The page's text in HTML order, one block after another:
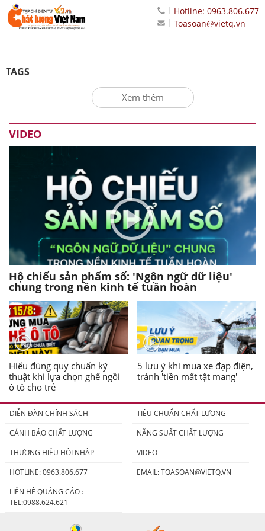
Hotline: 0963.806.677
Toasoan@vietq.vn
TAGS
Xem thêm
VIDEO
Hộ chiếu sản phẩm số: 'Ngôn ngữ dữ liệu'
chung trong nền kinh tế tuần hoàn
Hiểu đúng quy chuẩn kỹ
thuật khi lựa chọn ghế ngồi
ô tô cho trẻ
5 lưu ý khi mua xe đạp điện,
tránh 'tiền mất tật mang'
DIỄN ĐÀN CHÍNH SÁCH
TIÊU CHUẨN CHẤT LƯỢNG
CẢNH BÁO CHẤT LƯỢNG
NĂNG SUẤT CHẤT LƯỢNG
THƯƠNG HIỆU HỘI NHẬP
VIDEO
HOTLINE: 0963.806.677
EMAIL:TOASOAN@VIETQ.VN
LIÊN HỆ QUẢNG CÁO :
TEL:0988.624.621